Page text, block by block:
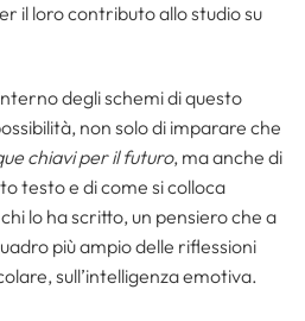
il loro contributo allo studio su
degli schemi di questo
non solo di imparare che
chiavi per il futuro, ma anche di
testo e di come si colloca
lo ha scritto, un pensiero che a
più ampio delle riflessioni
sull’intelligenza emotiva.